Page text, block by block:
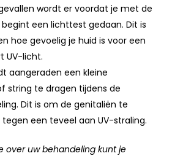
wordt er voordat je met de
een lichttest gedaan. Dit is
hoe gevoelig je huid is voor een
UV-licht.
aangeraden een kleine
string te dragen tijdens de
Dit is om de genitaliën te
een teveel aan UV-straling.
over uw behandeling kunt je